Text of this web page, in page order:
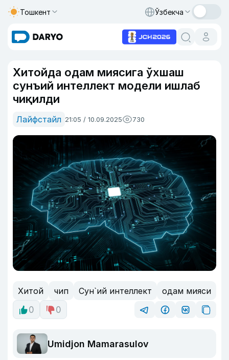
Тошкент Ўзбекча
Хитойда одам миясига ўхшаш
сунъий интеллект модели ишлаб
чиқилди
Лайфстайл 21:05 / 10.09.2025 730
Хитой чип Сун`ий интеллект
одам мияси
0
0
Umidjon Mamarasulov